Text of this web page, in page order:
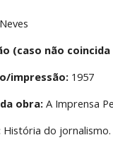
(caso não
impressão: 1957
obra: A Imprensa
História do jornalismo.